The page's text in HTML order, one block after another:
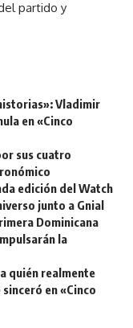
partido y
Vladimir
en «Cinco
sus cuatro
edición del Watch
junto a Gnial
Dominicana
la
quién realmente
en «Cinco